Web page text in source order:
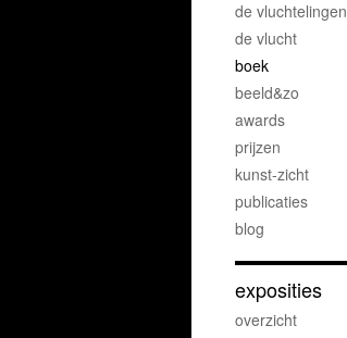
de vluchtelingen
de vlucht
boek
beeld&zo
awards
prijzen
kunst-zicht
publicaties
blog
exposities
overzicht